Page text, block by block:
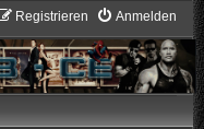
Anmelden
Registrieren